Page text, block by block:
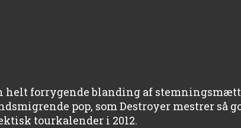
helt forrygende blanding af
pop, som Destroyer mestrer så
tourkalender i 2012.